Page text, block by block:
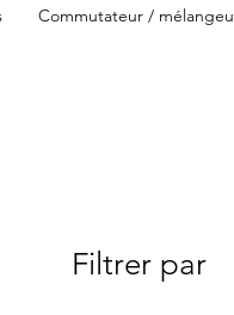
Commutateur /
Filtrer par